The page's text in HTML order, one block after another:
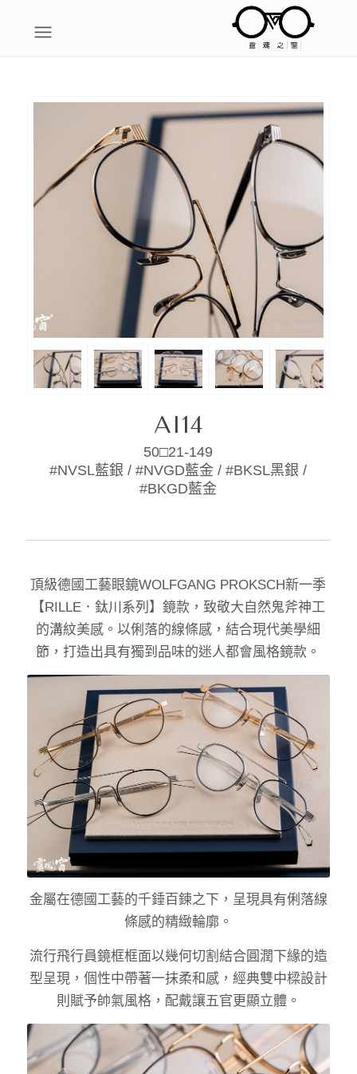
AI14
50□21-149
#NVSL藍銀 / #NVGD藍金 / #BKSL黑銀 /
#BKGD藍金
頂級德國工藝眼鏡WOLFGANG PROKSCH新一季
【RILLE．鈦川系列】鏡款，致敬大自然鬼斧神工
的溝紋美感。以俐落的線條感，結合現代美學細
節，打造出具有獨到品味的迷人都會風格鏡款。
金屬在德國工藝的千錘百鍊之下，呈現具有俐落線
條感的精緻輪廓。
流行飛行員鏡框框面以幾何切割結合圓潤下緣的造
型呈現，個性中帶著一抹柔和感，經典雙中樑設計
則賦予帥氣風格，配戴讓五官更顯立體。